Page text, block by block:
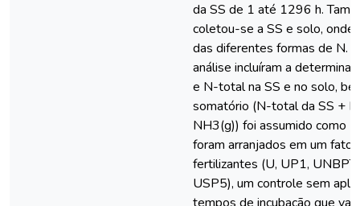
da SS de 1 até 1296 h.
coletou-se a SS e solo, onde
das diferentes formas de N.
análise incluíram a
e N-total na SS e no solo,
somatório (N-total da SS +
NH3(g)) foi assumido como
foram arranjados em um
fertilizantes (U, UP1,
USP5), um controle sem